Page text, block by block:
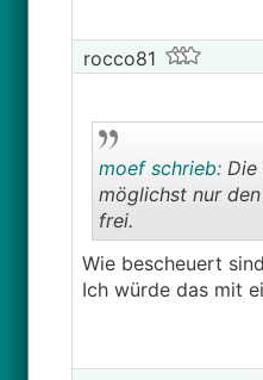
rocco81
moef schrieb:Die
möglichst nur
frei.
Wie bescheuert
Ich würde das mit